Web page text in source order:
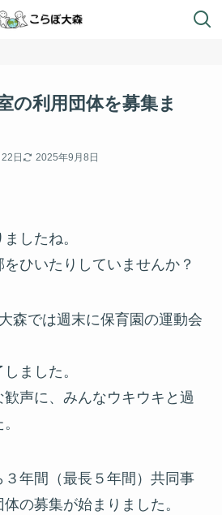
の利用団体を募集ま
日 2025年9月8日
したね。
ひいたりしていませんか？
森では週末に保育園の運動会
ました。
声に、みんなウキウキと過
３年間（最長５年間）共同事
の募集が始まりました。